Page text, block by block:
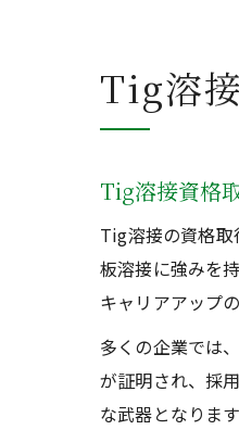
Tig溶
Tig溶接資格
Tig溶接の資格取
板溶接に強みを
キャリアアップ
多くの企業では
が証明され、採
な武器となります